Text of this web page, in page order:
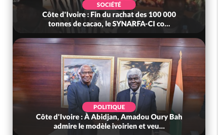
SOCIÉTÉ
Côte d'Ivoire : Fin du rachat des 100 000
tonnes de cacao, le SYNARFA-CI co...
POLITIQUE
Côte d'Ivoire : À Abidjan, Amadou Oury Bah
admire le modèle ivoirien et veu...